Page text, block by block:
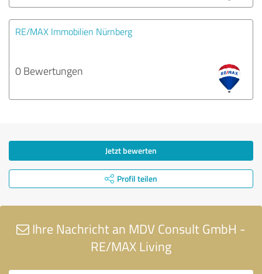
RE/MAX Immobilien Nürnberg
0 Bewertungen
Jetzt bewerten
Profil teilen
Ihre Nachricht an MDV Consult GmbH -
RE/MAX Living